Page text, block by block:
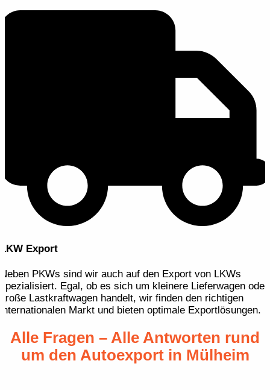
LKW Export
Neben PKWs sind wir auch auf den Export von LKWs
spezialisiert. Egal, ob es sich um kleinere Lieferwagen oder
große Lastkraftwagen handelt, wir finden den richtigen
internationalen Markt und bieten optimale Exportlösungen.
Alle Fragen – Alle Antworten rund
um den Autoexport in Mülheim